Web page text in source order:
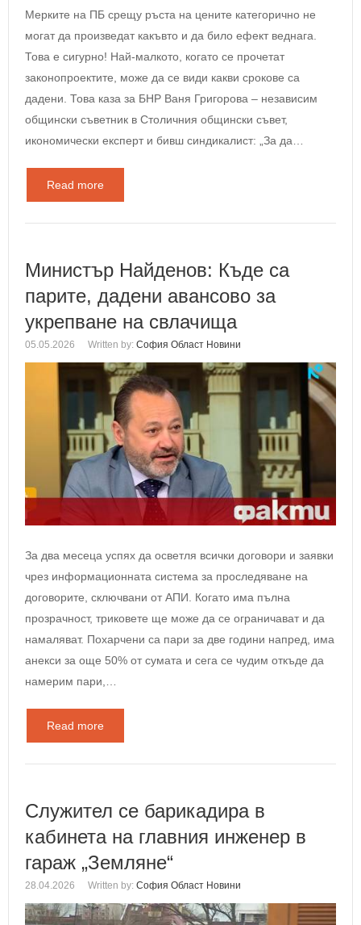
Мерките на ПБ срещу ръста на цените категорично не
могат да произведат какъвто и да било ефект веднага.
Това е сигурно! Най-малкото, когато се прочетат
законопроектите, може да се види какви срокове са
дадени. Това каза за БНР Ваня Григорова – независим
общински съветник в Столичния общински съвет,
икономически експерт и бивш синдикалист: „За да…
Read more
Министър Найденов: Къде са
парите, дадени авансово за
укрепване на свлачища
05.05.2026 Written by: София Област Новини
За два месеца успях да осветля всички договори и заявки
чрез информационната система за проследяване на
договорите, сключвани от АПИ. Когато има пълна
прозрачност, триковете ще може да се ограничават и да
намаляват. Похарчени са пари за две години напред, има
анекси за още 50% от сумата и сега се чудим откъде да
намерим пари,…
Read more
Служител се барикадира в
кабинета на главния инженер в
гараж „Земляне“
28.04.2026 Written by: София Област Новини